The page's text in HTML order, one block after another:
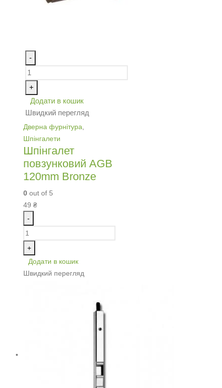
-
+
Додати в кошик
Швидкий перегляд
Дверна фурнітура
Шпінгалети
Шпінгалет
повзунковий AGB
120mm Bronze
0 out of 5
49 ₴
-
+
Додати в кошик
Швидкий перегляд